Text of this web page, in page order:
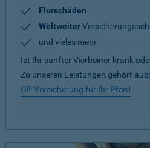
Flurschäden
Weltweiter
und vieles mehr
Ist Ihr sanfter Vierbeiner krank
Zu unseren Leistungen gehört
OP Versicherung für Ihr Pferd .